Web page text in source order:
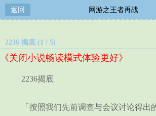
返回 网游之王者再战
2236 揭底 (1 / 5)
《关闭小说畅读模式体验更好》
2236揭底
「按照我们先前调查与会议讨论得出